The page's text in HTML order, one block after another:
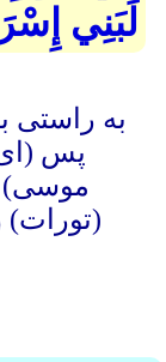
لِّبَنِي
به راستی
پس (ای
موسی)
(تورات)